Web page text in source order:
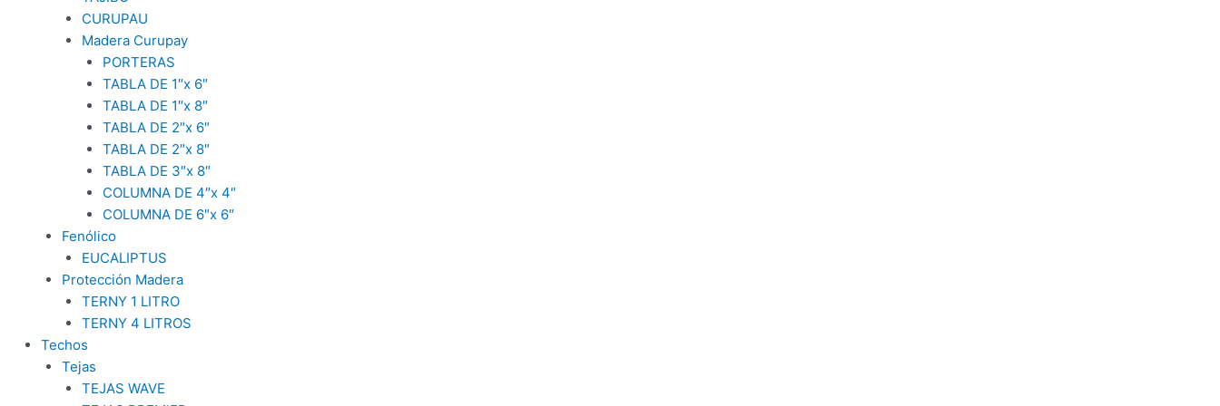
CURUPAU
Madera Curupay
PORTERAS
TABLA DE 1″x 6″
TABLA DE 1″x 8″
TABLA DE 2″x 6″
TABLA DE 2″x 8″
TABLA DE 3″x 8″
COLUMNA DE 4″x 4″
COLUMNA DE 6″x 6″
Fenólico
EUCALIPTUS
Protección Madera
TERNY 1 LITRO
TERNY 4 LITROS
Techos
Tejas
TEJAS WAVE